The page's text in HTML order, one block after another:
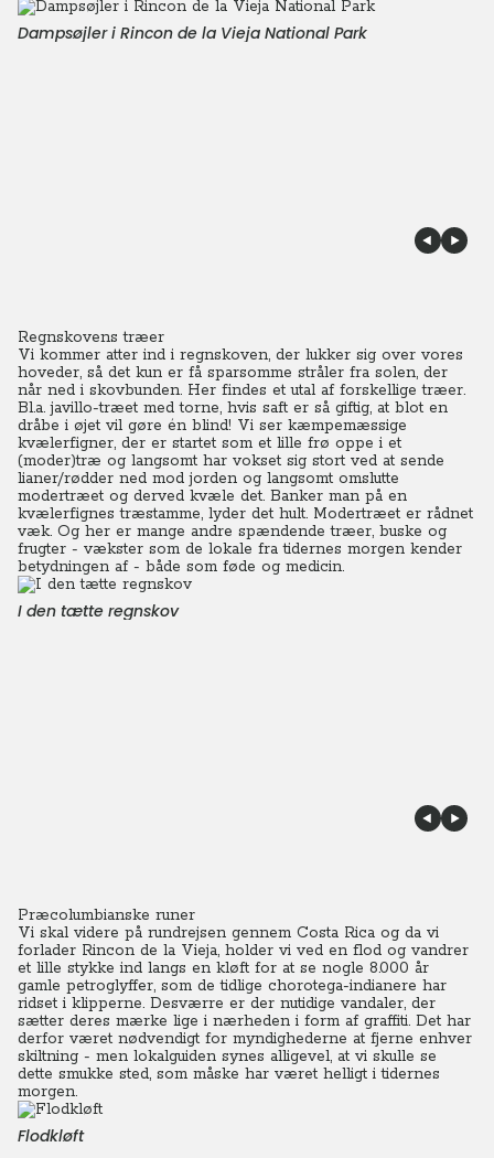
Dampsøjler i Rincon de la Vieja National Park
Regnskovens træer
Vi kommer atter ind i regnskoven, der lukker sig over vores
hoveder, så det kun er få sparsomme stråler fra solen, der
når ned i skovbunden. Her findes et utal af forskellige træer.
Bl.a. javillo-træet med torne, hvis saft er så giftig, at blot en
dråbe i øjet vil gøre én blind! Vi ser kæmpemæssige
kvælerfigner, der er startet som et lille frø oppe i et
(moder)træ og langsomt har vokset sig stort ved at sende
lianer/rødder ned mod jorden og langsomt omslutte
modertræet og derved kvæle det. Banker man på en
kvælerfignes træstamme, lyder det hult. Modertræet er rådnet
væk. Og her er mange andre spændende træer, buske og
frugter - vækster som de lokale fra tidernes morgen kender
betydningen af - både som føde og medicin.
I den tætte regnskov
Præcolumbianske runer
Vi skal videre på rundrejsen gennem Costa Rica og da vi
forlader Rincon de la Vieja, holder vi ved en flod og vandrer
et lille stykke ind langs en kløft for at se nogle 8.000 år
gamle petroglyffer, som de tidlige chorotega-indianere har
ridset i klipperne. Desværre er der nutidige vandaler, der
sætter deres mærke lige i nærheden i form af graffiti. Det har
derfor været nødvendigt for myndighederne at fjerne enhver
skiltning - men lokalguiden synes alligevel, at vi skulle se
dette smukke sted, som måske har været helligt i tidernes
morgen.
Flodkløft